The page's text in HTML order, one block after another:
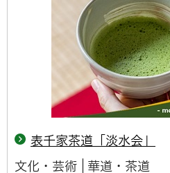
表千家茶道「淡水会」
文化・芸術
華道・茶道